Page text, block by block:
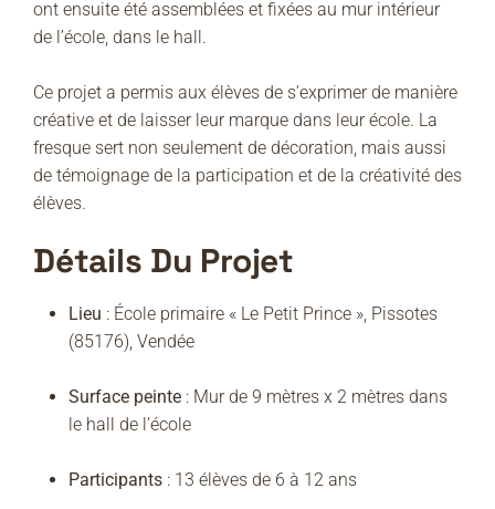
ont ensuite été assemblées et fixées au mur intérieur
de l’école, dans le hall.
Ce projet a permis aux élèves de s’exprimer de manière
créative et de laisser leur marque dans leur école. La
fresque sert non seulement de décoration, mais aussi
de témoignage de la participation et de la créativité des
élèves.
Détails Du Projet
Lieu : École primaire « Le Petit Prince », Pissotes
(85176), Vendée
Surface peinte : Mur de 9 mètres x 2 mètres dans
le hall de l’école
Participants : 13 élèves de 6 à 12 ans